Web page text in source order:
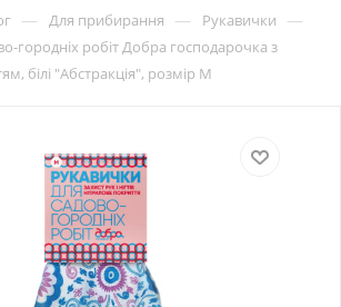
— Для прибирання — Рукавички —
городніх робіт Добра господарочка з
білі "Абстракція", розмір М